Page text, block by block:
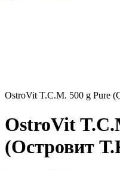
OstroVit T.C.M. 500 g Pure
OstroVit
(Островит